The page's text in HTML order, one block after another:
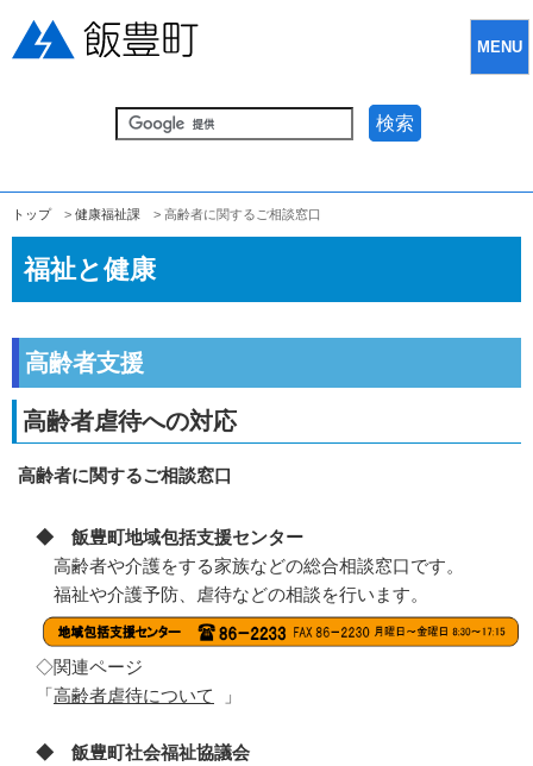
検索
MENU
トップ > 健康福祉課 > 高齢者に関するご相談窓口
福祉と健康
高齢者支援
高齢者虐待への対応
高齢者に関するご相談窓口
◆ 飯豊町地域包括支援センター
高齢者や介護をする家族などの総合相談窓口です。
福祉や介護予防、虐待などの相談を行います。
◇関連ページ
「高齢者虐待について 」
◆ 飯豊町社会福祉協議会